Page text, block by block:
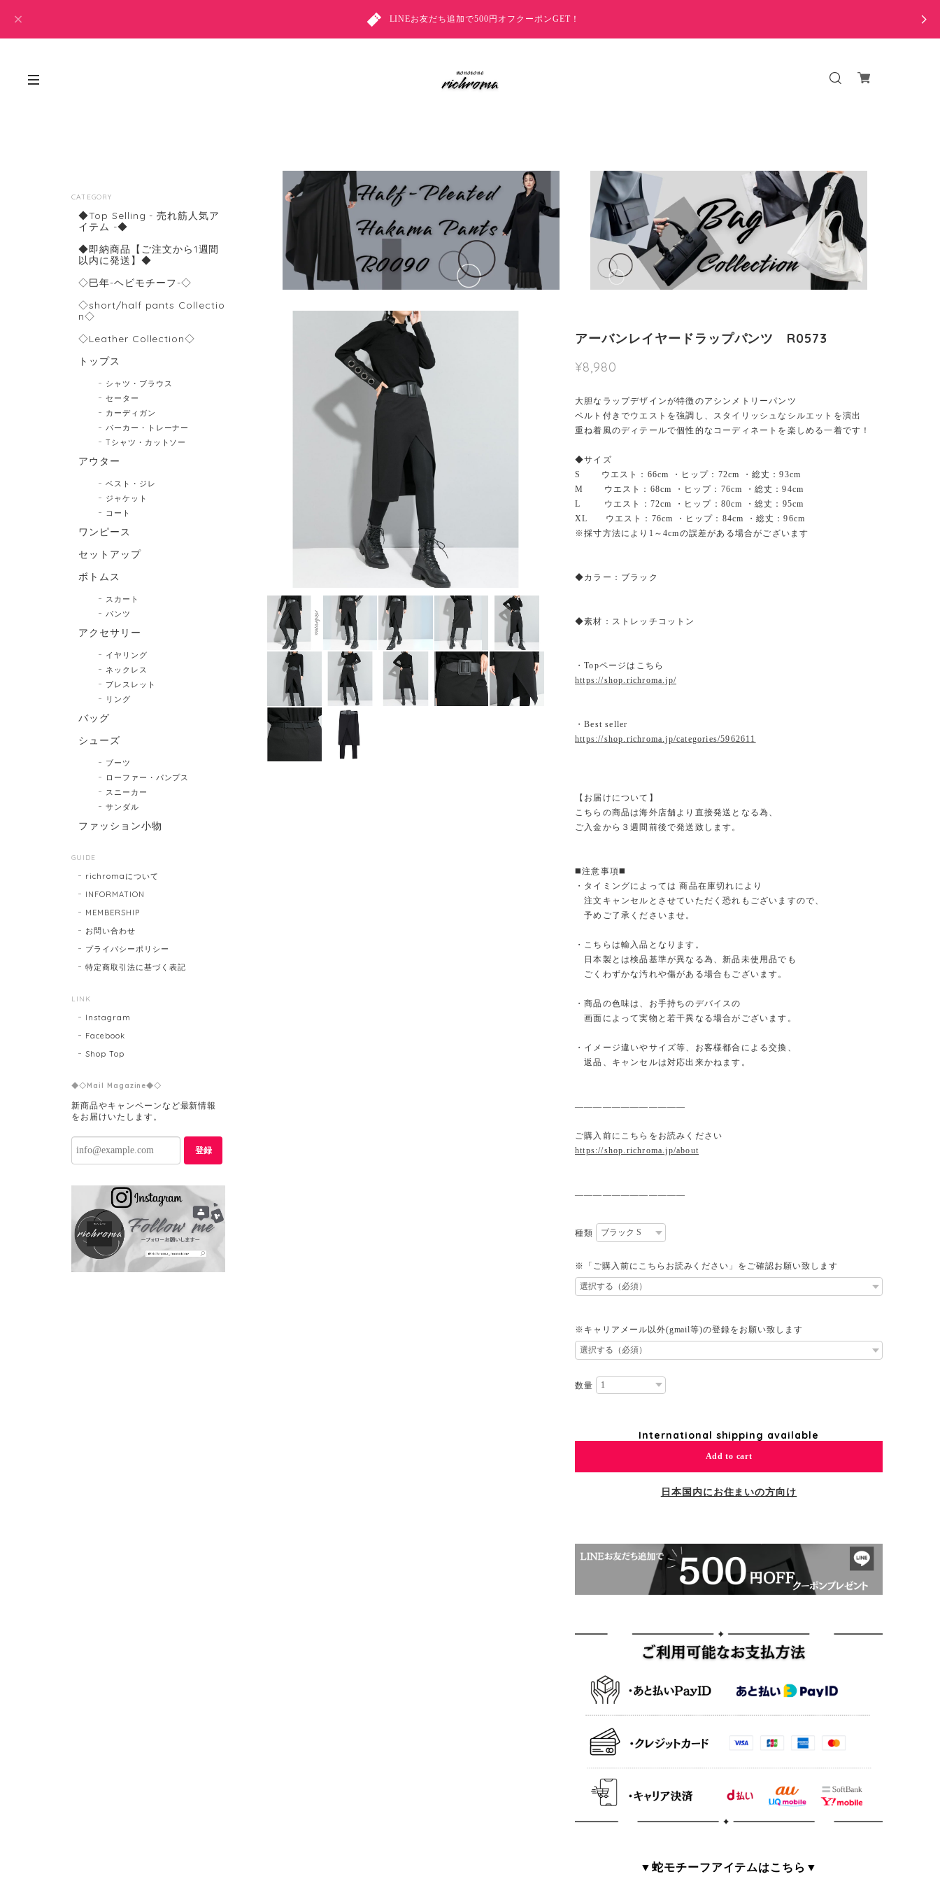
LINEお友だち追加で500円オフクーポンGET！
アーバンレイヤードラップパンツ R0573
¥8,980
大胆なラップデザインが特徴のアシンメトリーパンツ
ベルト付きでウエストを強調し、スタイリッシュなシルエットを演出
重ね着風のディテールで個性的なコーディネートを楽しめる一着です！
◆サイズ
S ウエスト：66cm ・ヒップ：72cm ・総丈：93cm
M ウエスト：68cm ・ヒップ：76cm ・総丈：94cm
L ウエスト：72cm ・ヒップ：80cm ・総丈：95cm
XL ウエスト：76cm ・ヒップ：84cm ・総丈：96cm
※採寸方法により1～4cmの誤差がある場合がございます
◆カラー：ブラック
◆素材：ストレッチコットン
・Topページはこちら
https://shop.richroma.jp/
・Best seller
https://shop.richroma.jp/categories/5962611
【お届けについて】
こちらの商品は海外店舗より直接発送となる為、
ご入金から３週間前後で発送致します。
◼️注意事項◼️
・タイミングによっては 商品在庫切れにより
注文キャンセルとさせていただく恐れもございますので、
予めご了承くださいませ。
・こちらは輸入品となります。
日本製とは検品基準が異なる為、新品未使用品でも
ごくわずかな汚れや傷がある場合もございます。
・商品の色味は、お手持ちのデバイスの
画面によって実物と若干異なる場合がございます。
・イメージ違いやサイズ等、お客様都合による交換、
返品、キャンセルは対応出来かねます。
————————————
ご購入前にこちらをお読みください
https://shop.richroma.jp/about
————————————
種類
※「ご購入前にこちらお読みください」をご確認お願い致します
※キャリアメール以外(gmail等)の登録をお願い致します
数量
International shipping available
Add to cart
日本国内にお住まいの方向け
▼蛇モチーフアイテムはこちら▼
CATEGORY
◆Top Selling - 売れ筋人気ア
イテム -◆
◆即納商品【ご注文から1週間
以内に発送】◆
◇巳年-ヘビモチーフ-◇
◇short/half pants Collectio
n◇
◇Leather Collection◇
トップス
シャツ・ブラウス
セーター
カーディガン
パーカー・トレーナー
Tシャツ・カットソー
アウター
ベスト・ジレ
ジャケット
コート
ワンピース
セットアップ
ボトムス
スカート
パンツ
アクセサリー
イヤリング
ネックレス
ブレスレット
リング
バッグ
シューズ
ブーツ
ローファー・パンプス
スニーカー
サンダル
ファッション小物
GUIDE
richromaについて
INFORMATION
MEMBERSHIP
お問い合わせ
プライバシーポリシー
特定商取引法に基づく表記
LINK
Instagram
Facebook
Shop Top
◆◇Mail Magazine◆◇
新商品やキャンペーンなど最新情報
をお届けいたします。
登録